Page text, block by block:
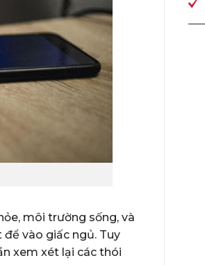
môi trường sống, và
vào giấc ngủ. Tuy
xem xét lại các thói